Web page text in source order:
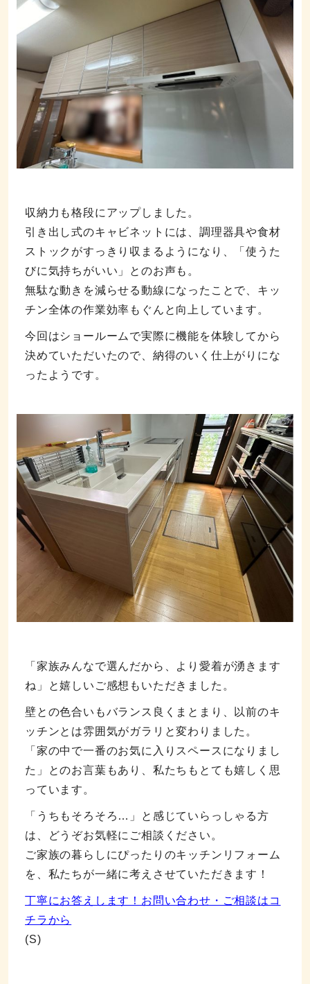
収納力も格段にアップしました。
引き出し式のキャビネットには、調理器具や食材
ストックがすっきり収まるようになり、「使うた
びに気持ちがいい」とのお声も。
無駄な動きを減らせる動線になったことで、キッ
チン全体の作業効率もぐんと向上しています。
今回はショールームで実際に機能を体験してから
決めていただいたので、納得のいく仕上がりにな
ったようです。
「家族みんなで選んだから、より愛着が湧きます
ね」と嬉しいご感想もいただきました。
壁との色合いもバランス良くまとまり、以前のキ
ッチンとは雰囲気がガラリと変わりました。
「家の中で一番のお気に入りスペースになりまし
た」とのお言葉もあり、私たちもとても嬉しく思
っています。
「うちもそろそろ…」と感じていらっしゃる方
は、どうぞお気軽にご相談ください。
ご家族の暮らしにぴったりのキッチンリフォーム
を、私たちが一緒に考えさせていただきます！
丁寧にお答えします！お問い合わせ・ご相談はコ
チラから
(S)